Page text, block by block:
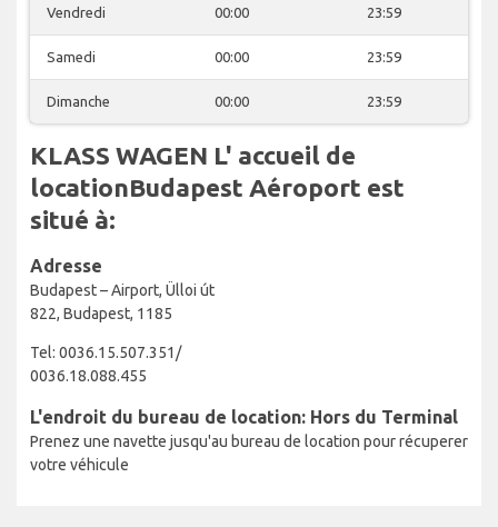
Vendredi 00:00 23:59
Samedi 00:00 23:59
Dimanche 00:00 23:59
KLASS WAGEN L' accueil de
locationBudapest Aéroport est
situé à:
Adresse
Budapest – Airport, Ülloi út
822, Budapest, 1185
Tel: 0036.15.507.351/
0036.18.088.455
L'endroit du bureau de location: Hors du Terminal
Prenez une navette jusqu'au bureau de location pour récuperer
votre véhicule